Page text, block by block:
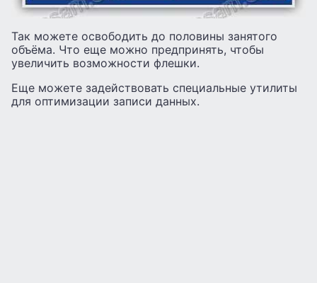
Так можете освободить до половины занятого
объёма. Что еще можно предпринять, чтобы
увеличить возможности флешки.
Еще можете задействовать специальные утилиты
для оптимизации записи данных.